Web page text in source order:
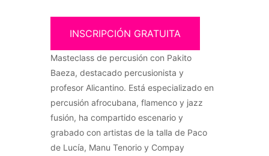
INSCRIPCIÓN GRATUITA
Masteclass de percusión con Pakito
Baeza, destacado percusionista y
profesor Alicantino. Está especializado en
percusión afrocubana, flamenco y jazz
fusión, ha compartido escenario y
grabado con artistas de la talla de Paco
de Lucía, Manu Tenorio y Compay